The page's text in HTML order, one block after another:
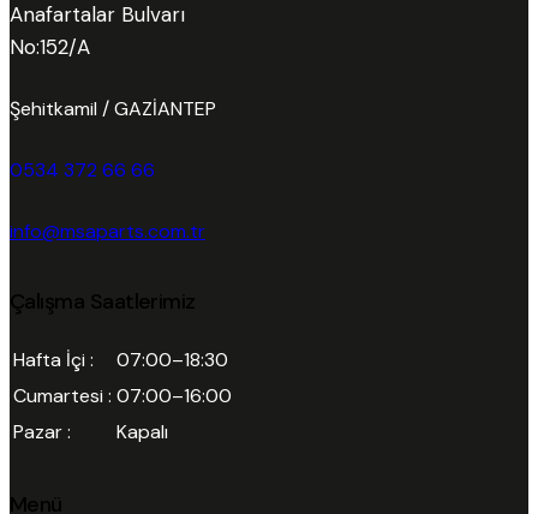
Anafartalar Bulvarı
No:152/A
Şehitkamil / GAZİANTEP
0534 372 66 66
info@msaparts.com.tr
Çalışma Saatlerimiz
Hafta İçi :
07:00–18:30
Cumartesi : 07:00–16:00
Pazar :
Kapalı
Menü